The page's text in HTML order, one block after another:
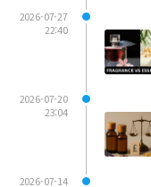
2026-07-27
22:40
2026-07-20
23:04
2026-07-14